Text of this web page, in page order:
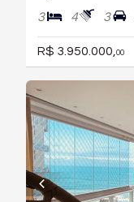
3 4 3
R$ 3.950.000, 00